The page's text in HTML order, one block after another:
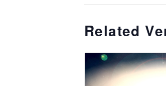
Related